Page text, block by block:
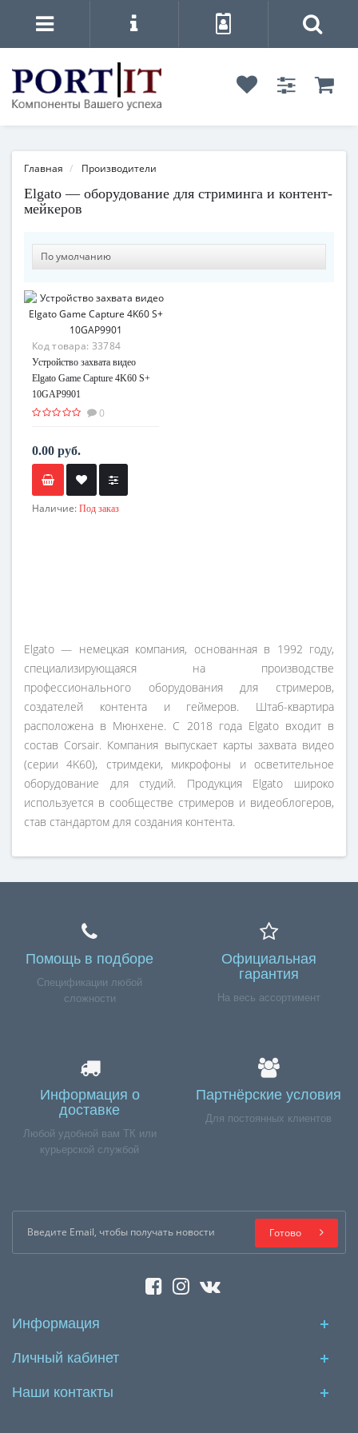
Главная Производители
Elgato — оборудование для стриминга и контент-
мейкеров
Код товара: 33784
Устройство захвата видео
Elgato Game Capture 4K60 S+
10GAP9901
0
0.00 руб.
Наличие: Под заказ
Elgato — немецкая компания, основанная в 1992 году,
специализирующаяся на производстве
профессионального оборудования для стримеров,
создателей контента и геймеров. Штаб-квартира
расположена в Мюнхене. С 2018 года Elgato входит в
состав Corsair. Компания выпускает карты захвата видео
(серии 4K60), стримдеки, микрофоны и осветительное
оборудование для студий. Продукция Elgato широко
используется в сообществе стримеров и видеоблогеров,
став стандартом для создания контента.
Помощь в подборе
Спецификации любой
сложности
Официальная
гарантия
На весь ассортимент
Информация о
доставке
Любой удобной вам ТК или
курьерской службой
Партнёрские условия
Для постоянных клиентов
Готово
Информация
Личный кабинет
Наши контакты